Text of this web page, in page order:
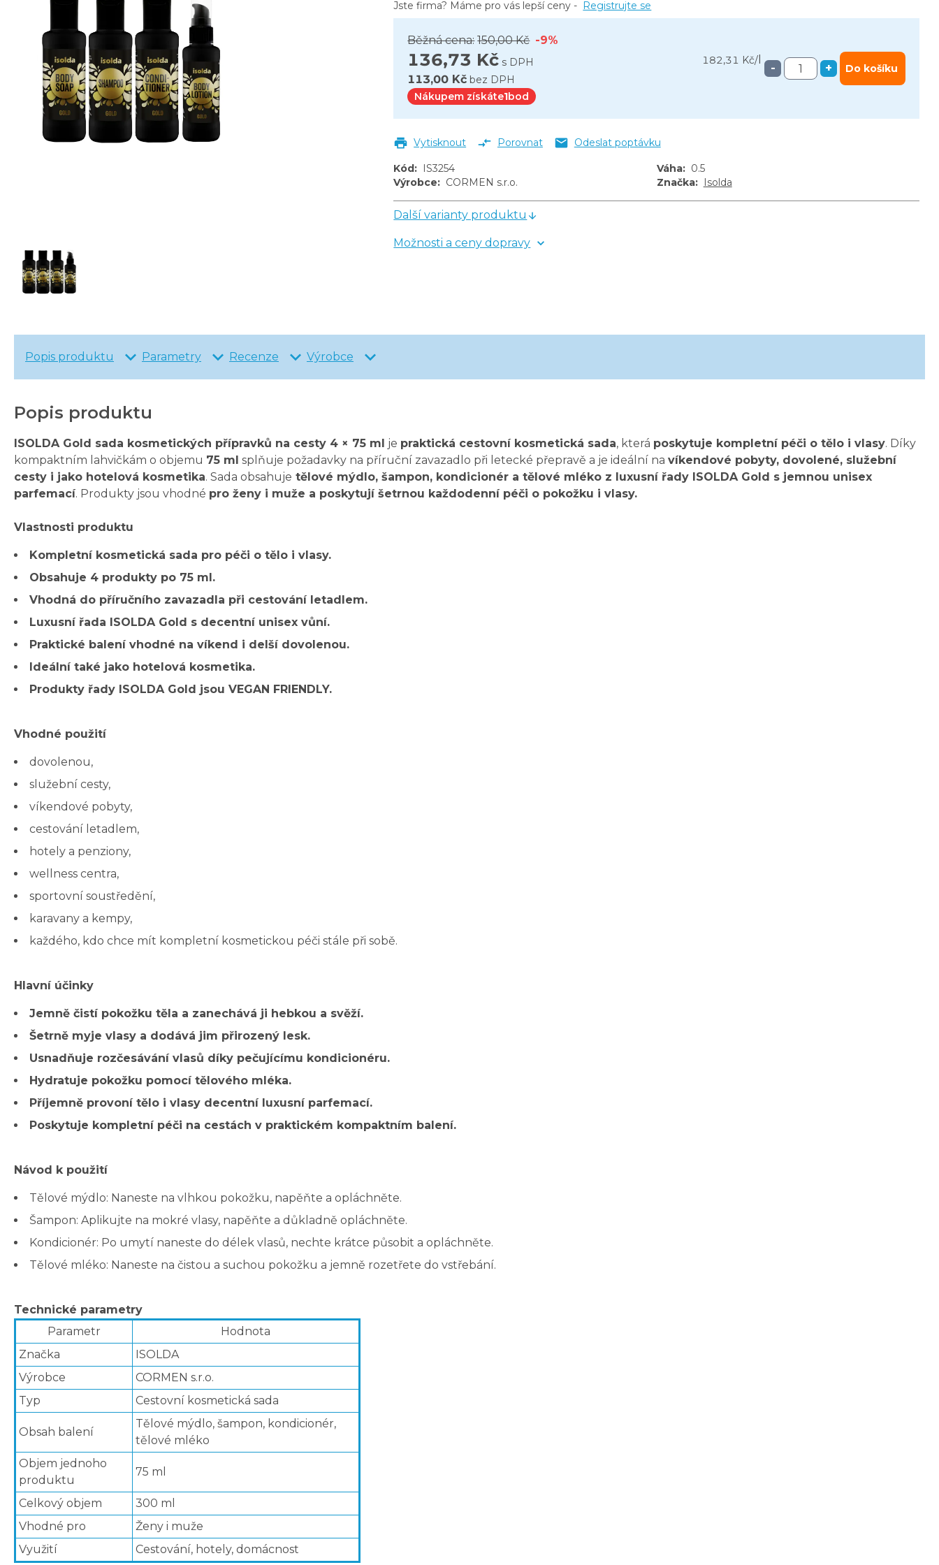
Běžná cena: 150,00 Kč -9%
136,73 Kč s DPH 182,31 Kč/
113,00 Kč bez DPH
Nákupem získáte1bod
- + Do košíku
Jste firma? Máme pro vás lepší ceny - Registrujte se
Vytisknout Porovnat Odeslat poptávku
Kód: IS3254 Váha: 0.5
Výrobce: CORMEN s.r.o. Značka: Isolda
Další varianty produktu
Možnosti a ceny dopravy
Popis produktu Parametry Recenze Výrobce
Popis produktu
ISOLDA Gold sada kosmetických přípravků na cesty 4 × 75 ml je praktická cestovní kosmetická sada, která poskytuje kompletní péči o tělo i vlasy. Díky
kompaktním lahvičkám o objemu 75 ml splňuje požadavky na příruční zavazadlo při letecké přepravě a je ideální na víkendové pobyty, dovolené, služební
cesty i jako hotelová kosmetika. Sada obsahuje tělové mýdlo, šampon, kondicionér a tělové mléko z luxusní řady ISOLDA Gold s jemnou unisex
parfemací. Produkty jsou vhodné pro ženy i muže a poskytují šetrnou každodenní péči o pokožku i vlasy.
Vlastnosti produktu
Kompletní kosmetická sada pro péči o tělo i vlasy.
Obsahuje 4 produkty po 75 ml.
Vhodná do příručního zavazadla při cestování letadlem.
Luxusní řada ISOLDA Gold s decentní unisex vůní.
Praktické balení vhodné na víkend i delší dovolenou.
Ideální také jako hotelová kosmetika.
Produkty řady ISOLDA Gold jsou VEGAN FRIENDLY.
Vhodné použití
dovolenou,
služební cesty,
víkendové pobyty,
cestování letadlem,
hotely a penziony,
wellness centra,
sportovní soustředění,
karavany a kempy,
každého, kdo chce mít kompletní kosmetickou péči stále při sobě.
Hlavní účinky
Jemně čistí pokožku těla a zanechává ji hebkou a svěží.
Šetrně myje vlasy a dodává jim přirozený lesk.
Usnadňuje rozčesávání vlasů díky pečujícímu kondicionéru.
Hydratuje pokožku pomocí tělového mléka.
Příjemně provoní tělo i vlasy decentní luxusní parfemací.
Poskytuje kompletní péči na cestách v praktickém kompaktním balení.
Návod k použití
Tělové mýdlo: Naneste na vlhkou pokožku, napěňte a opláchněte.
Šampon: Aplikujte na mokré vlasy, napěňte a důkladně opláchněte.
Kondicionér: Po umytí naneste do délek vlasů, nechte krátce působit a opláchněte.
Tělové mléko: Naneste na čistou a suchou pokožku a jemně rozetřete do vstřebání.
Technické parametry
Parametr
Hodnota
Značka
ISOLDA
Výrobce
CORMEN s.r.o.
Typ
Cestovní kosmetická sada
Obsah balení
Tělové mýdlo, šampon, kondicionér,
tělové mléko
Objem jednoho
produktu
75 ml
Celkový objem
300 ml
Vhodné pro
Ženy i muže
Využití
Cestování, hotely, domácnost